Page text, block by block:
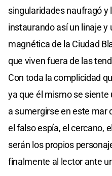
singularidades naufragó y
instaurando así un linaje
magnética de la Ciudad
que viven fuera de las
Con toda la complicidad
ya que él mismo se siente
a sumergirse en este mar
el falso espía, el cercano,
serán los propios
finalmente al lector ante